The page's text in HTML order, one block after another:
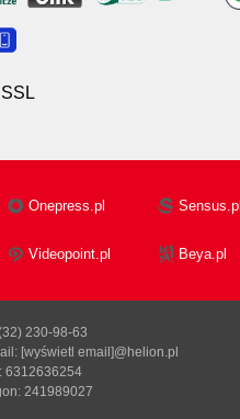
Onepress.pl Sensus.pl
Videopoint.pl Beya.pl
230-98-63
[wyświetl email]@helion.pl
6312636254
241989027